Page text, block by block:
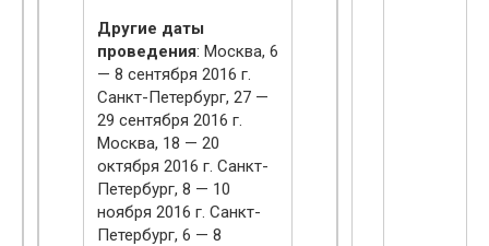
Другие даты
проведения: Москва, 6
— 8 сентября 2016 г.
Санкт-Петербург, 27 —
29 сентября 2016 г.
Москва, 18 — 20
октября 2016 г. Санкт-
Петербург, 8 — 10
ноября 2016 г. Санкт-
Петербург, 6 — 8